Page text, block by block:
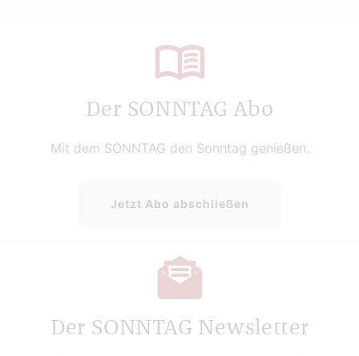
Der SONNTAG Abo
Mit dem SONNTAG den Sonntag genießen.
Jetzt Abo abschließen
Der SONNTAG Newsletter